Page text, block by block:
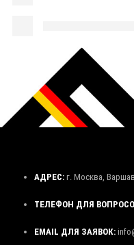
АДРЕС: г. Москва,
ТЕЛЕФОН ДЛЯ
EMAIL ДЛЯ ЗАЯВОК: